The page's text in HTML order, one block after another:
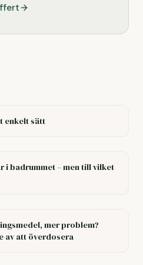
enkelt sätt
i badrummet – men till vilket
mer problem?
av att överdosera